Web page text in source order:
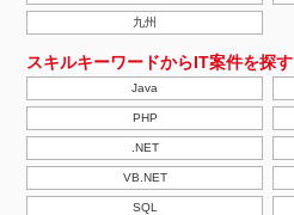
九州
スキルキーワードからIT案件を探す
Java
PHP
.NET
VB.NET
SQL